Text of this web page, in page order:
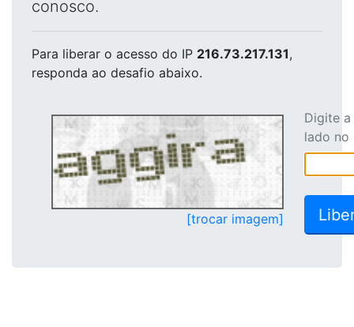
conosco.
Para liberar o acesso do IP 216.73.217.131,
responda ao desafio abaixo.
[trocar imagem]
Digite
lado no